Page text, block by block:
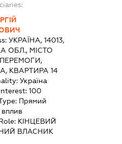
УКРАЇНА, 14013,
ОБЛ., МІСТО
КВАРТИРА 14
Україна
100
Прямий
КІНЦЕВИЙ
ВЛАСНИК